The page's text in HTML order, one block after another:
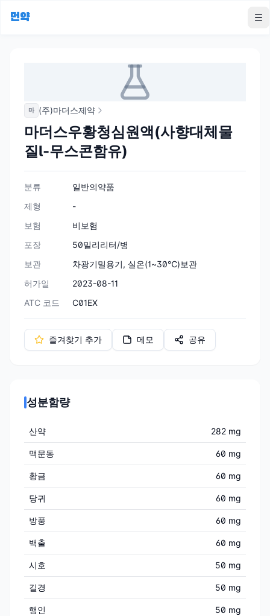
먼약
마 (주)마더스제약
마더스우황청심원액(사향대체물
질l-무스콘함유)
분류
일반의약품
제형
-
보험
비보험
포장
50밀리리터/병
보관
차광기밀용기, 실온(1~30℃)보관
허가일
2023-08-11
ATC 코드
C01EX
즐겨찾기 추가 메모 공유
성분함량
산약 282 mg
맥문동 60 mg
황금 60 mg
당귀 60 mg
방풍 60 mg
백출 60 mg
시호 50 mg
길경 50 mg
행인 50 mg